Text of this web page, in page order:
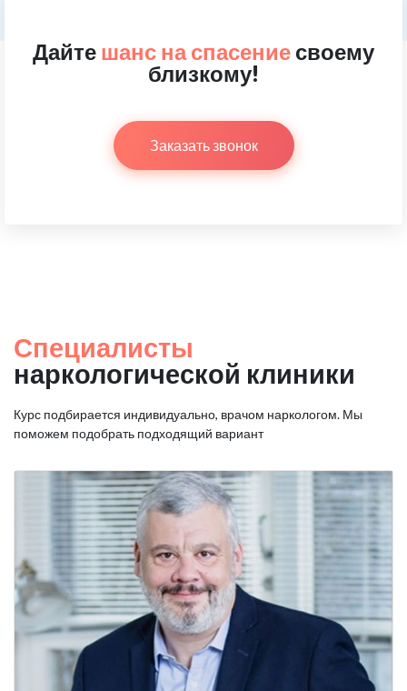
Дайте шанс на спасение своему
близкому!
Заказать звонок
Специалисты
наркологической клиники
Курс подбирается индивидуально, врачом наркологом. Мы
поможем подобрать подходящий вариант